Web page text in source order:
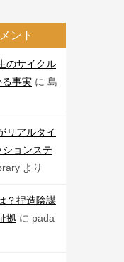
ント
のサイクル
事実 に 島
リアルタイ
ションステ
より
？捏造陰謀
拠 に pada